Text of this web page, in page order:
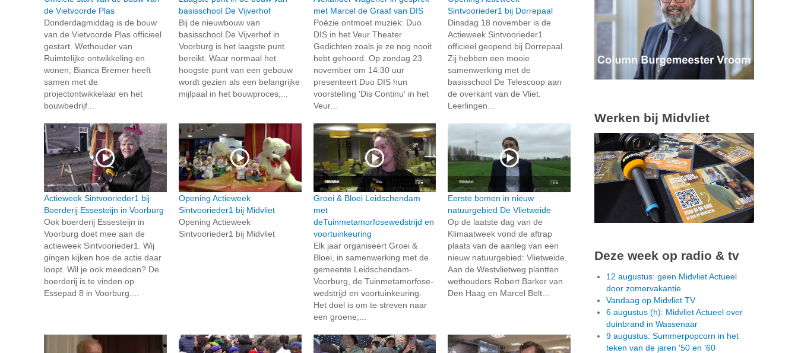
de Vietvoorde Plas
Donderdagmiddag is de bouw
van de Vietvoorde Plas officieel
gestart. Wethouder van
Ruimtelijke ontwikkeling en
wonen, Bianca Bremer heeft
samen met de
projectontwikkelaar en het
bouwbedrijf...
basisschool De Vijverhof
Bij de nieuwbouw van
basisschool De Vijverhof in
Voorburg is het laagste punt
bereikt. Waar normaal het
hoogste punt van een gebouw
wordt gezien als een belangrijke
mijlpaal in het bouwproces,...
met Marcel de Graaf van DIS
Poëzie ontmoet muziek: Duo
DIS in het Veur Theater
Gedichten zoals je ze nog nooit
hebt gehoord. Op zondag 23
november om 14:30 uur
presenteert Duo DIS hun
voorstelling 'Dis Continu' in het
Veur...
Sintvoorieder1 bij Dorrepaal
Dinsdag 18 november is de
Actieweek Sintvoorieder1
officieel geopend bij Dorrepaal.
Zij hebben een mooie
samenwerking met de
basisschool De Telescoop aan
de overkant van de Vliet.
Leerlingen...
Actieweek Sintvoorieder1 bij
Boerderij Essesteijn in Voorburg
Ook boerderij Essesteijn in
Voorburg doet mee aan de
actieweek Sintvoorieder1. Wij
gingen kijken hoe de actie daar
loopt. Wil je ook meedoen? De
boerderij is te vinden op
Essepad 8 in Voorburg....
Opening Actieweek
Sintvoorieder1 bij Midvliet
Opening Actieweek
Sintvoorieder1 bij Midvliet
Groei & Bloei Leidschendam
met
deTuinmetamorfosewedstrijd en
voortuinkeuring
Elk jaar organiseert Groei &
Bloei, in samenwerking met de
gemeente Leidschendam-
Voorburg, de Tuinmetamorfose-
wedstrijd en voortuinkeuring.
Het doel is om te streven naar
een groene,...
Eerste bomen in nieuw
natuurgebied De Vlietweide
Op de laatste dag van de
Klimaatweek vond de aftrap
plaats van de aanleg van een
nieuw natuurgebied: Vlietweide.
Aan de Westvlietweg plantten
wethouders Robert Barker van
Den Haag en Marcel Belt...
Werken bij Midvliet
Deze week op radio & tv
12 augustus: geen Midvliet Actueel
door zomervakantie
Vandaag op Midvliet TV
6 augustus (h): Midvliet Actueel over
duinbrand in Wassenaar
9 augustus: Summerpopcorn in het
teken van de jaren '50 en '60